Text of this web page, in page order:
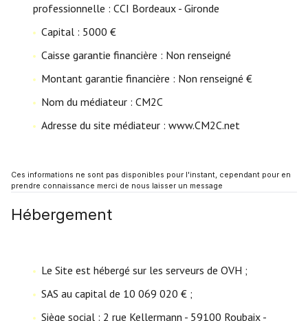
professionnelle : CCI Bordeaux - Gironde
Capital : 5000 €
Caisse garantie financière : Non renseigné
Montant garantie financière : Non renseigné €
Nom du médiateur : CM2C
Adresse du site médiateur : www.CM2C.net
Ces informations ne sont pas disponibles pour l'instant, cependant pour en
prendre connaissance merci de nous laisser un message
Hébergement
Le Site est hébergé sur les serveurs de OVH ;
SAS au capital de 10 069 020 € ;
Siège social : 2 rue Kellermann - 59100 Roubaix -